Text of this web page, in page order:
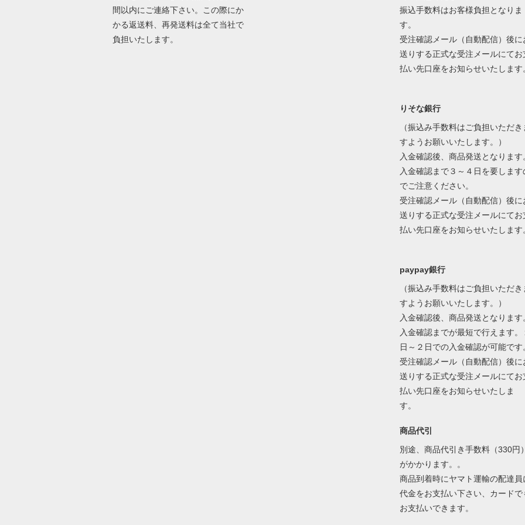
間以内にご連絡下さい。この際にか
かる返送料、再発送料は全て当社で
負担いたします。
振込手数料はお客様負担となりま
す。
受注確認メール（自動配信）後に
送りする正式な受注メールにてお
払い先口座をお知らせいたします
りそな銀行
（振込み手数料はご負担いただき
すようお願いいたします。）
入金確認後、商品発送となります
入金確認まで３～４日を要します
でご注意ください。
受注確認メール（自動配信）後に
送りする正式な受注メールにてお
払い先口座をお知らせいたします
paypay銀行
（振込み手数料はご負担いただき
すようお願いいたします。）
入金確認後、商品発送となります
入金確認までが最短で行えます。
日～２日での入金確認が可能です
受注確認メール（自動配信）後に
送りする正式な受注メールにてお
払い先口座をお知らせいたしま
す。
商品代引
別途、商品代引き手数料（330円）
がかかります。。
商品到着時にヤマト運輸の配達員
代金をお支払い下さい、カードで
お支払いできます。